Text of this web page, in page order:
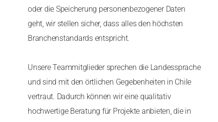
oder die Speicherung personenbezogener Daten
geht, wir stellen sicher, dass alles den höchsten
Branchenstandards entspricht.
Unsere Teammitglieder sprechen die Landessprache
und sind mit den örtlichen Gegebenheiten in Chile
vertraut. Dadurch können wir eine qualitativ
hochwertige Beratung für Projekte anbieten, die in